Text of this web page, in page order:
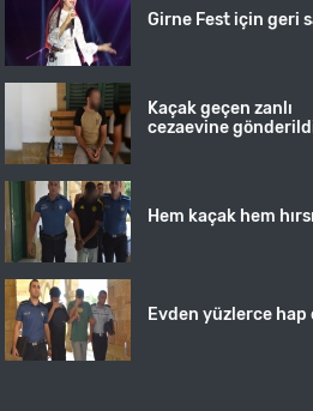
Girne Fest için geri
Kaçak geçen zanlı
cezaevine
Hem kaçak hem
Evden yüzlerce hap